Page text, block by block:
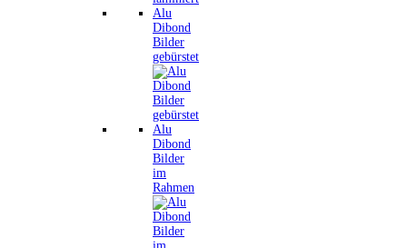
Alu
Dibond
Bilder
gebürstet
Alu
Dibond
Bilder
im
Rahmen